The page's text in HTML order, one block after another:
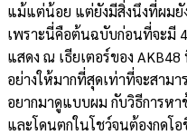
แม้แต่น้อย แต่ยังมีสิ่งนึงที่ผมยั
เพราะนี่คือต้นฉบับก่อนที่จะมี
แสดง ณ เธียเตอร์ของ
อย่างให้มากที่สุดเท่าที่จะสาม
อยากมาดูแบบผม กับวิธีการห
และโดนตกในโชว์จนต้องกดโ